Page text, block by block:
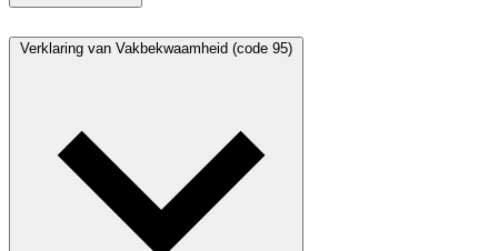
Verklaring van Vakbekwaamheid (code 95)